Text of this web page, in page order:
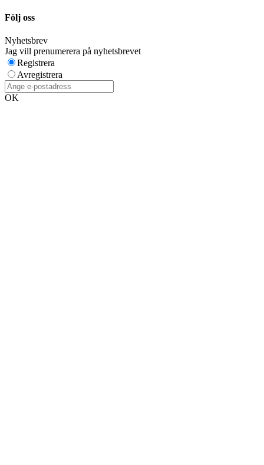
Följ oss
Nyhetsbrev
Jag vill prenumerera på nyhetsbrevet
Registrera
Avregistrera
OK